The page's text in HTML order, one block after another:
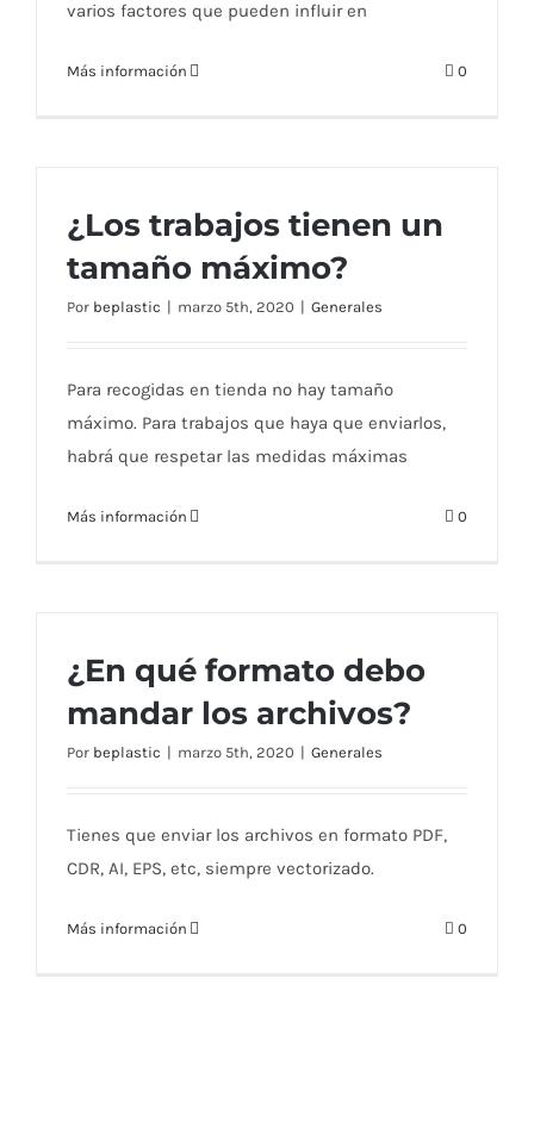
varios factores que pueden influir en
Más información 0
¿Los trabajos tienen un
tamaño máximo?
Por beplastic | marzo 5th, 2020 | Generales
Para recogidas en tienda no hay tamaño
máximo. Para trabajos que haya que enviarlos,
habrá que respetar las medidas máximas
Más información 0
¿En qué formato debo
mandar los archivos?
Por beplastic | marzo 5th, 2020 | Generales
Tienes que enviar los archivos en formato PDF,
CDR, AI, EPS, etc, siempre vectorizado.
Más información 0